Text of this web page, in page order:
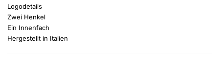
Logodetails
Zwei Henkel
Ein Innenfach
Hergestellt in Italien